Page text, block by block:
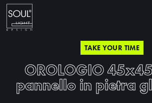
TAKE YOUR TIME
OROLOGIO
pannello in pietra